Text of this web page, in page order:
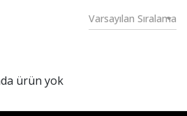
Varsayılan Sıralama
ürün yok